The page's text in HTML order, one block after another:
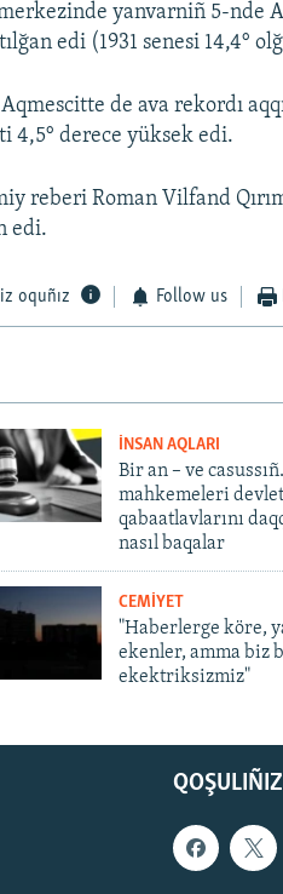
yanvarniñ 5-nde
edi (1931 senesi 14,4°
de ava rekordı
4,5° derece yüksek edi.
reberi Roman Vilfand
edi.
oquñız Follow us
İNSAN AQLARI
Bir an – ve
mahkemeleri
qabaatlavlarını
nasıl baqalar
CEMİYET
"Haberlerge köre,
ekenler, amma biz
ekektriksizmiz"